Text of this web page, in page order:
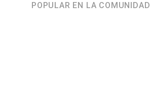
POPULAR EN LA COMUNIDAD